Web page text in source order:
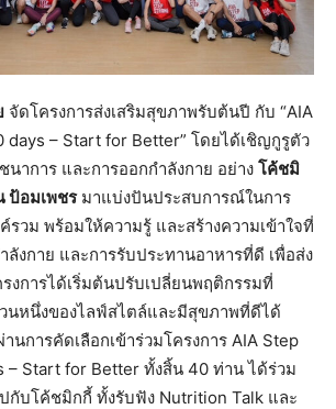
จัดโครงการส่งเสริมสุขภาพรับต้นปี กับ “AIA
days – Start for Better” โดยได้เชิญกูรูตัว
าการ และการออกกำลังกาย อย่าง โค้ชมิ
ป้อมเพชรมาแบ่งปันประสบการณ์ในการ
วม พร้อมให้ความรู้ และสร้างความเข้าใจที่
ลังกาย และการรับประทานอาหารที่ดี เพื่อส่ง
รงการได้เริ่มต้นปรับเปลี่ยนพฤติกรรมที่
นหนึ่งของไลฟ์สไตล์และมีสุขภาพที่ดีได้
นการคัดเลือกเข้าร่วมโครงการ AIA Step
– Start for Better ทั้งสิ้น 40 ท่าน ได้ร่วม
กับโค้ชมิกกี้ ทั้งรับฟัง Nutrition Talk และ